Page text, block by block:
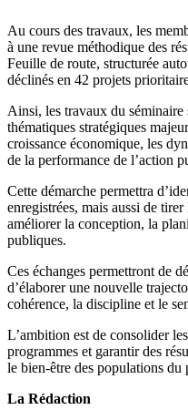
Au cours des travaux, les
à une revue méthodique des
Feuille de route, structurée
déclinés en 42 projets
Ainsi, les travaux du séminaire
thématiques stratégiques
croissance économique, les
de la performance de l’action
Cette démarche permettra
enregistrées, mais aussi de
améliorer la conception, la
publiques.
Ces échanges permettront de
d’élaborer une nouvelle
cohérence, la discipline et le
L’ambition est de consolider
programmes et garantir des
le bien-être des populations du
La Rédaction